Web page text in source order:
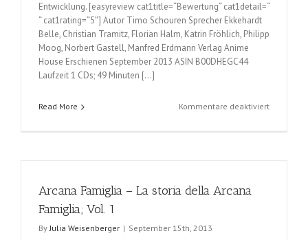
Entwicklung. [easyreview cat1title=“Bewertung“ cat1detail=“
“ cat1rating=“5″] Autor Timo Schouren Sprecher Ekkehardt
Belle, Christian Tramitz, Florian Halm, Katrin Fröhlich, Philipp
Moog, Norbert Gastell, Manfred Erdmann Verlag Anime
House Erschienen September 2013 ASIN B00DHEGC44
Laufzeit 1 CDs; 49 Minuten […]
Read More Kommentare deaktiviertfür
Arcana Famiglia – La storia della Arcana
Famiglia; Vol. 1
ByJulia Weisenberger | September 15th, 2013